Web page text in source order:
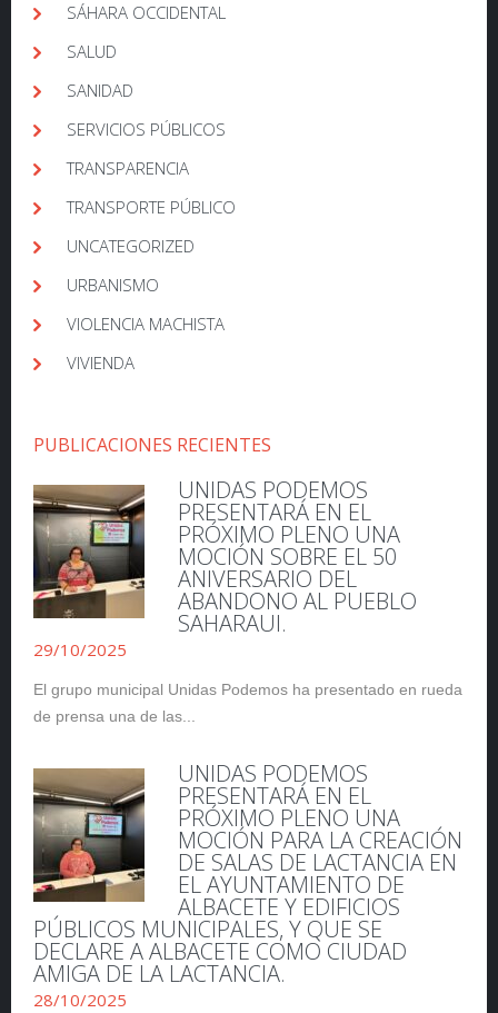
SÁHARA OCCIDENTAL
SALUD
SANIDAD
SERVICIOS PÚBLICOS
TRANSPARENCIA
TRANSPORTE PÚBLICO
UNCATEGORIZED
URBANISMO
VIOLENCIA MACHISTA
VIVIENDA
PUBLICACIONES RECIENTES
UNIDAS PODEMOS
PRESENTARÁ EN EL
PRÓXIMO PLENO UNA
MOCIÓN SOBRE EL 50
ANIVERSARIO DEL
ABANDONO AL PUEBLO
SAHARAUI.
29/10/2025
El grupo municipal Unidas Podemos ha presentado en rueda
de prensa una de las...
UNIDAS PODEMOS
PRESENTARÁ EN EL
PRÓXIMO PLENO UNA
MOCIÓN PARA LA CREACIÓN
DE SALAS DE LACTANCIA EN
EL AYUNTAMIENTO DE
ALBACETE Y EDIFICIOS
PÚBLICOS MUNICIPALES, Y QUE SE
DECLARE A ALBACETE COMO CIUDAD
AMIGA DE LA LACTANCIA.
28/10/2025